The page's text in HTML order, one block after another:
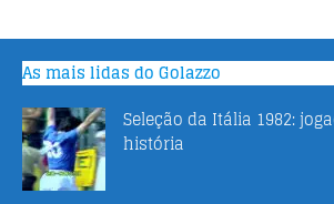
As mais lidas do Golazzo
Seleção da Itália 1982:
história